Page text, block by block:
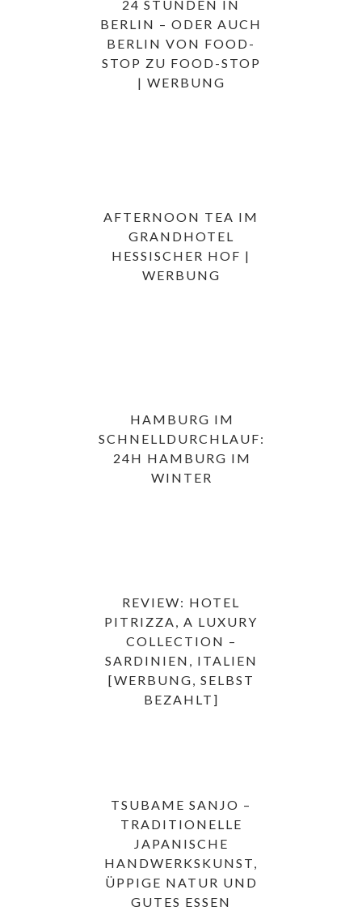
24 STUNDEN IN
BERLIN – ODER AUCH
BERLIN VON FOOD-
STOP ZU FOOD-STOP
| WERBUNG
AFTERNOON TEA IM
GRANDHOTEL
HESSISCHER HOF |
WERBUNG
HAMBURG IM
SCHNELLDURCHLAUF:
24H HAMBURG IM
WINTER
REVIEW: HOTEL
PITRIZZA, A LUXURY
COLLECTION –
SARDINIEN, ITALIEN
[WERBUNG, SELBST
BEZAHLT]
TSUBAME SANJO –
TRADITIONELLE
JAPANISCHE
HANDWERKSKUNST,
ÜPPIGE NATUR UND
GUTES ESSEN